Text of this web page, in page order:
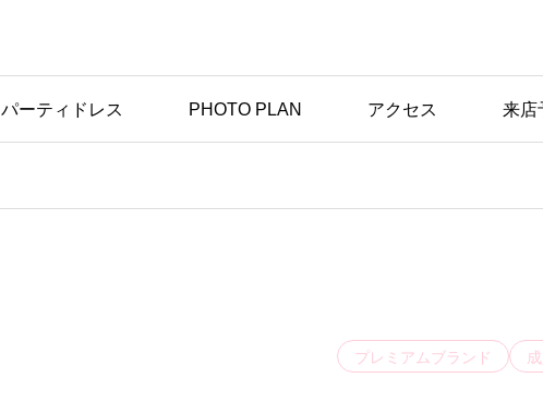
パーティドレス PHOTO PLAN アクセス 来店
プレミアムブランド